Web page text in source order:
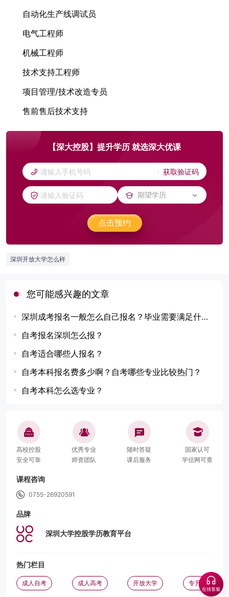
自动化生产线调试员
电气工程师
机械工程师
技术支持工程师
项目管理/技术改造专员
售前售后技术支持
【深大控股】提升学历 就选深大优课
获取验证码
点击预约
深圳开放大学怎么样
您可能感兴趣的文章
深圳成考报名一般怎么自己报名？毕业需要满足什么条件？
自考报名深圳怎么报？
自考适合哪些人报名？
自考本科报名费多少啊？自考哪些专业比较热门？
自考本科怎么选专业？
高校控股
安全可靠
优秀专业
师资团队
随时答疑
课后服务
国家认可
学信网可查
课程咨询
0755-26920591
品牌
深圳大学控股学历教育平台
热门栏目
成人自考 成人高考 开放大学 专升本